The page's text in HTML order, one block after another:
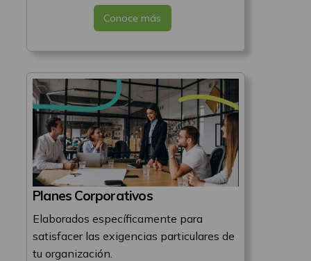
Conoce más
Planes Corporativos
Elaborados específicamente para
satisfacer las exigencias particulares de
tu organización.